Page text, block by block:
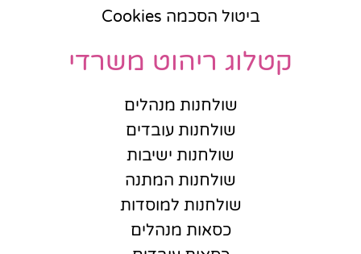
ביטול הסכמה Cookies
קטלוג ריהוט משרדי
שולחנות מנהלים
שולחנות עובדים
שולחנות ישיבות
שולחנות המתנה
שולחנות למוסדות
כסאות מנהלים